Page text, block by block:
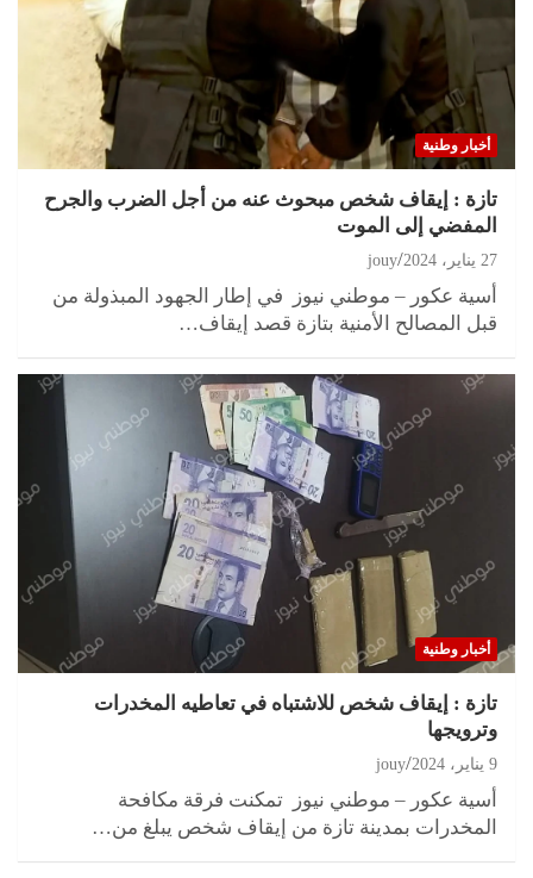
أخبار وطنية
تازة : إيقاف شخص مبحوث عنه من أجل الضرب والجرح
المفضي إلى الموت
27 يناير، 2024 jouy
أسية عكور – موطني نيوز في إطار الجهود المبذولة من
قبل المصالح الأمنية بتازة قصد إيقاف…
أخبار وطنية
تازة : إيقاف شخص للاشتباه في تعاطيه المخدرات
وترويجها
9 يناير، 2024 jouy
أسية عكور – موطني نيوز تمكنت فرقة مكافحة
المخدرات بمدينة تازة من إيقاف شخص يبلغ من…